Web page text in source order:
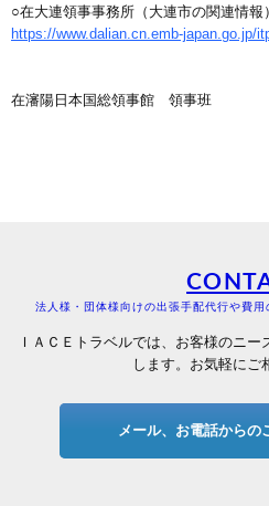
○在大連領事事務所（大連市の関連情報）
https://www.dalian.cn.emb-japan.go.jp/
在瀋陽日本国総領事館 領事班
法人様・団体様向けの出張手配代行や費
ＩＡＣＥトラベルでは、お客様のニ
します。お気軽にご
メール、お電話からの